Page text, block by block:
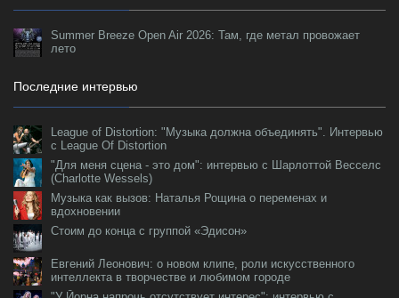
Summer Breeze Open Air 2026: Там, где метал провожает
лето
Последние интервью
League of Distortion: "Музыка должна объединять". Интервью
с League Of Distortion
"Для меня сцена - это дом": интервью с Шарлоттой Весселс
(Charlotte Wessels)
Музыка как вызов: Наталья Рощина о переменах и
вдохновении
Стоим до конца с группой «Эдисон»
Евгений Леонович: о новом клипе, роли искусственного
интеллекта в творчестве и любимом городе